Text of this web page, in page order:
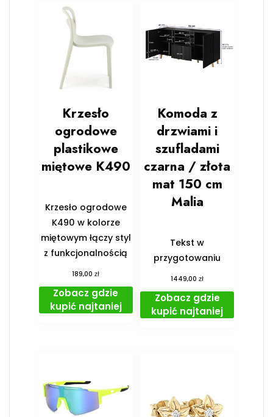
Krzesło
ogrodowe
plastikowe
miętowe K490
Krzesło ogrodowe
K490 w kolorze
miętowym łączy styl
z funkcjonalnością
189,00zł
Zobacz gdzie
kupić najtaniej
Komoda z
drzwiami i
szufladami
czarna / złota
mat 150 cm
Malia
Tekst w
przygotowaniu
1449,00zł
Zobacz gdzie
kupić najtaniej